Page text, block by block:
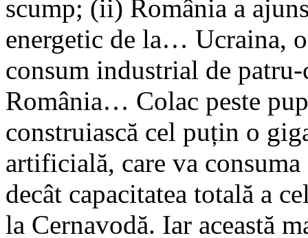
scump; (ii) România a
energetic de la… Ucraina,
consum industrial de
România… Colac peste
construiască cel puțin o
artificială, care va
decât capacitatea totală a
la Cernavodă. Iar această